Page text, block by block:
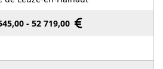
- 52 719,00